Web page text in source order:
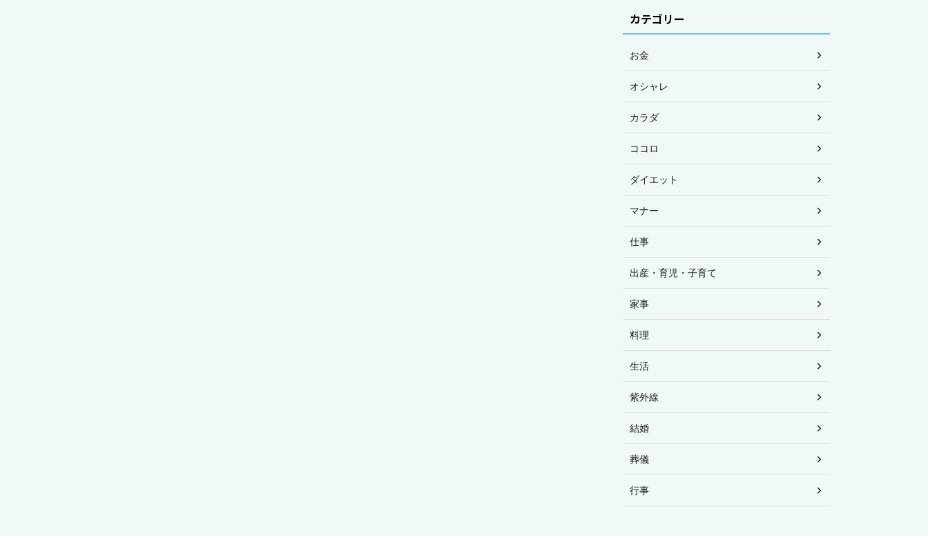
カテゴリー
お金
オシャレ
カラダ
ココロ
ダイエット
マナー
仕事
出産・育児・子育て
家事
料理
生活
紫外線
結婚
葬儀
行事